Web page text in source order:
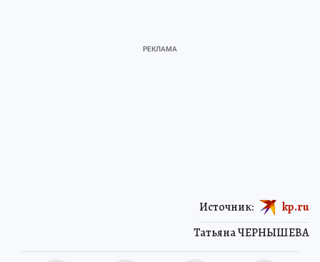
Татьяна ЧЕРНЫШЕВА
Источник: kp.ru